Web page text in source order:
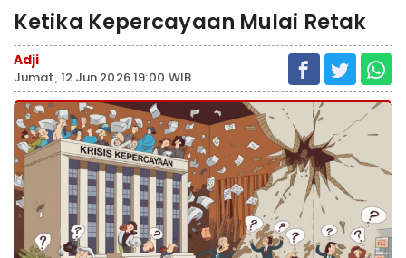
Ketika Kepercayaan Mulai Retak
Adji
Jumat, 12 Jun 2026 19:00 WIB